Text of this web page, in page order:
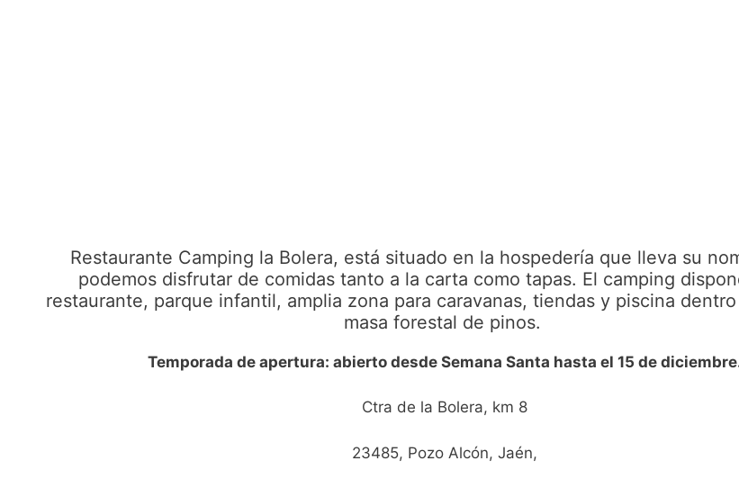
Restaurante Camping la Bolera, está situado en la hospedería que lleva su
podemos disfrutar de comidas tanto a la carta como tapas. El camping
restaurante, parque infantil, amplia zona para caravanas, tiendas y piscina
masa forestal de pinos.
Temporada de apertura: abierto desde Semana Santa hasta el 15 de
Ctra de la Bolera, km 8
23485, Pozo Alcón, Jaén,